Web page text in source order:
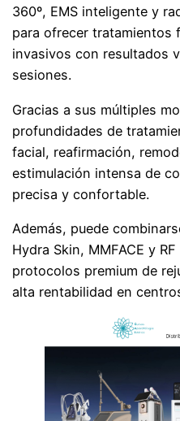
360º, EMS inteligente y
para ofrecer tratamientos
invasivos con resultados
sesiones.
Gracias a sus múltiples
profundidades de
facial, reafirmación,
estimulación intensa de
precisa y confortable.
Además, puede
Hydra Skin, MMFACE y
protocolos premium de
alta rentabilidad en